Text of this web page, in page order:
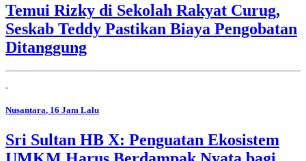
Temui Rizky di Sekolah Rakyat Curug,
Seskab Teddy Pastikan Biaya Pengobatan
Ditanggung
Nusantara, 16 Jam Lalu
Sri Sultan HB X: Penguatan Ekosistem